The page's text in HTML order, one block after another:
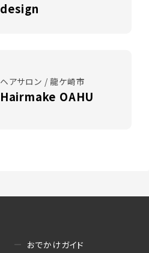
design
ヘアサロン / 龍ケ崎市
Hairmake OAHU
おでかけガイド